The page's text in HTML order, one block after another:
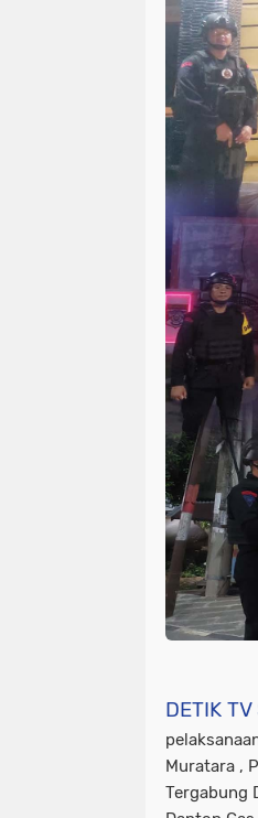
DETIK
Muratara ,
Tergabung